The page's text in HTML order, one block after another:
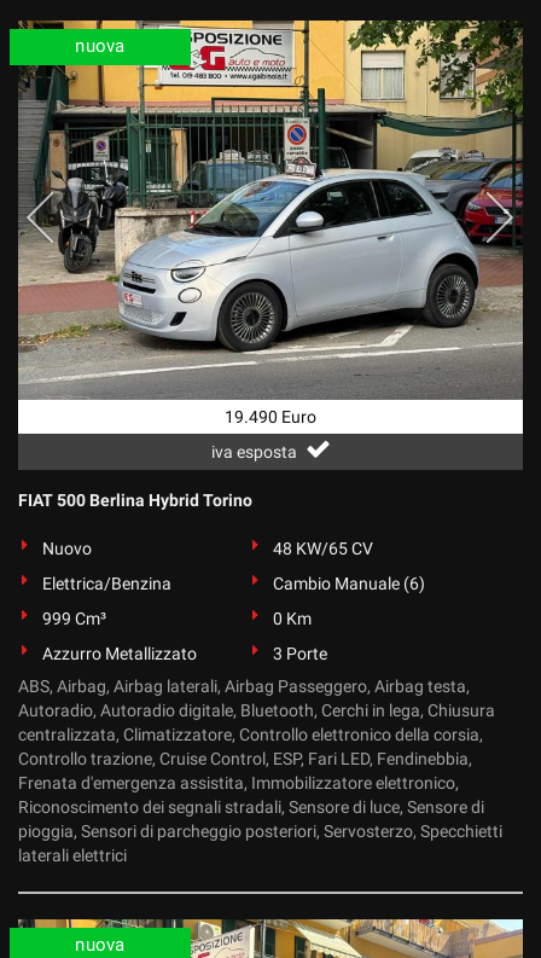
19.490 Euro
iva esposta
nuova
FIAT 500 Berlina Hybrid Torino
Nuovo
48 KW/65 CV
Elettrica/Benzina
Cambio Manuale (6)
999 Cm³
0 Km
Azzurro Metallizzato
3 Porte
ABS, Airbag, Airbag laterali, Airbag Passeggero, Airbag testa,
Autoradio, Autoradio digitale, Bluetooth, Cerchi in lega, Chiusura
centralizzata, Climatizzatore, Controllo elettronico della corsia,
Controllo trazione, Cruise Control, ESP, Fari LED, Fendinebbia,
Frenata d'emergenza assistita, Immobilizzatore elettronico,
Riconoscimento dei segnali stradali, Sensore di luce, Sensore di
pioggia, Sensori di parcheggio posteriori, Servosterzo, Specchietti
laterali elettrici
nuova